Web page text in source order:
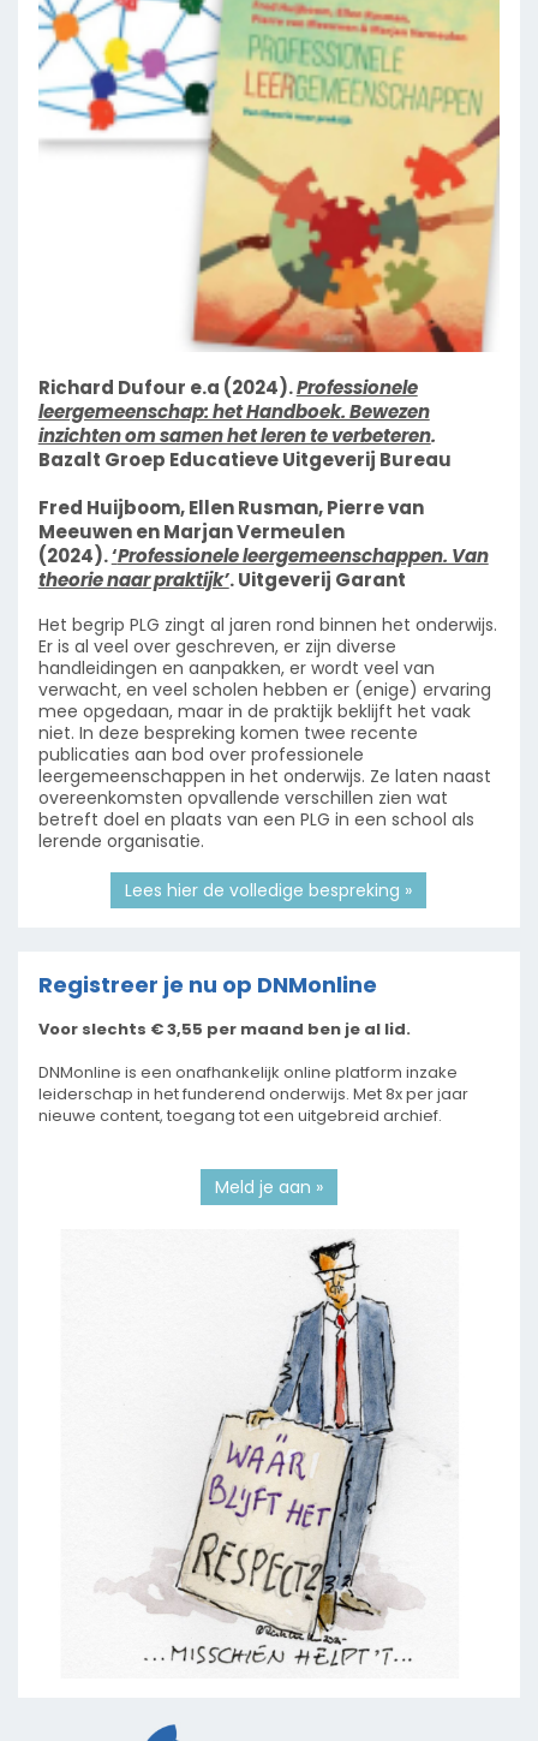
Richard Dufour e.a (2024).Professionele
leergemeenschap: het Handboek. Bewezen
inzichten om samen het leren te verbeteren.
Bazalt Groep Educatieve Uitgeverij Bureau
Fred Huijboom, Ellen Rusman, Pierre van
Meeuwen en Marjan Vermeulen
(2024).‘Professionele leergemeenschappen. Van
theorie naar praktijk’. Uitgeverij Garant
Het begrip PLG zingt al jaren rond binnen het onderwijs.
Er is al veel over geschreven, er zijn diverse
handleidingen en aanpakken, er wordt veel van
verwacht, en veel scholen hebben er (enige) ervaring
mee opgedaan, maar in de praktijk beklijft het vaak
niet. In deze bespreking komen twee recente
publicaties aan bod over professionele
leergemeenschappen in het onderwijs. Ze laten naast
overeenkomsten opvallende verschillen zien wat
betreft doel en plaats van een PLG in een school als
lerende organisatie.
Lees hier de volledige bespreking »
Registreer je nu op DNMonline
Voor slechts € 3,55 per maand ben je al lid.
DNMonline is een onafhankelijk online platform inzake
leiderschap in het funderend onderwijs. Met 8x per jaar
nieuwe content, toegang tot een uitgebreid archief.
Meld je aan »